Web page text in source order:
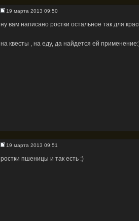
19 марта 2013 09:50
ну вам написано ростки остальное так для
на квесты , на еду, да найдется ей
19 марта 2013 09:51
ростки пшеницы и так есть :)